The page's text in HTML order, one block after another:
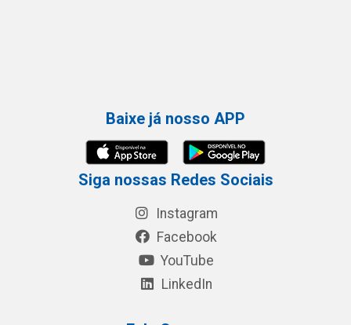
Baixe já nosso APP
Siga nossas Redes Sociais
Instagram
Facebook
YouTube
LinkedIn